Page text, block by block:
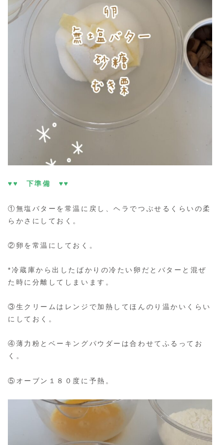
♥♥ 下準備 ♥♥
①無塩バターを常温に戻し、ヘラでつぶせるくらいの柔
らかさにしておく。
②卵を常温にしておく。
*冷蔵庫から出したばかりの冷たい卵だとバターと混ぜ
た時に分離してしまいます。
③生クリームはレンジで加熱してほんのり温かいくらい
にしておく。
④薄力粉とベーキングパウダーは合わせてふるってお
く。
⑤オーブン１８０度に予熱。